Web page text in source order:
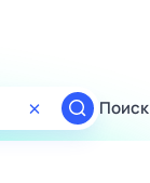
Поиск